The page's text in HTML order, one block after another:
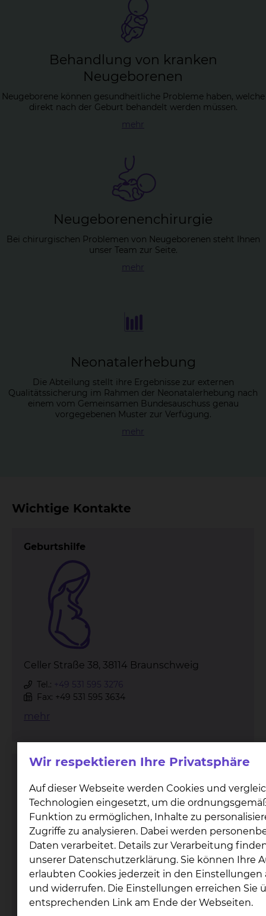
Be­hand­lung von kran­ken
Neu­ge­bo­re­nen
Neugeborene können gesundheitliche Probleme haben, welche
direkt nach der Geburt behandelt werden müssen.
mehr
Neu­ge­bo­re­nen­chir­ur­gie
Bei chirurgischen Problemen von Neugeborenen steht Ihnen
unser Team zur Seite.
mehr
Neo­na­ta­l­er­he­bung
Die Abteilung stellt ihre Ergebnisse zur externen
Qualitätssicherung im Rahmen der Neonatalerhebung nach
einem vom Gemeinsamen Bundesauschuss genau
vorgegebenen Muster zur Verfügung.
mehr
Wichtige Kontakte
Geburtshilfe
Celler Straße 38, 38114 Braunschweig
Tel.: +49 531 595 3276
Fax: +49 531 595 3634
mehr
Kinderchirurgie & Kinderurologie
Fichtengrund 1, 38126 Braunschweig
Tel.:
Wir respektieren Ihre Privatsphäre
Auf dieser Webseite werden Cookies und
Technologien eingesetzt, um die
Funktion zu ermöglichen, Inhalte zu
Zugriffe zu analysieren. Dabei werden
Daten verarbeitet. Details zur Verarbeitung
unserer Datenschutzerklärung. Sie können Ihre
erlaubten Cookies jederzeit in den Einstellungen
und widerrufen. Die Einstellungen erreichen Sie
entsprechenden Link am Ende der Webseiten.